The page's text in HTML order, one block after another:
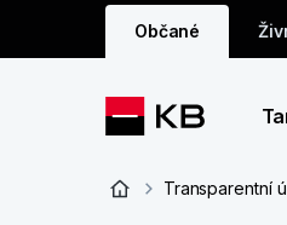
Občané
Transparentní